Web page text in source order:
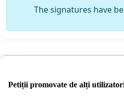
The signatures have
Petiții promovate de alți